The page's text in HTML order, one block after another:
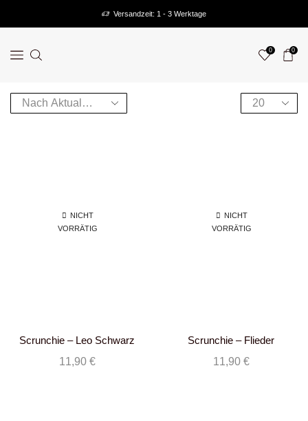
Versandzeit: 1 - 3 Werktage
0 0
NICHT
VORRÄTIG
Scrunchie – Leo Schwarz
11,90 €
NICHT
VORRÄTIG
Scrunchie – Flieder
11,90 €